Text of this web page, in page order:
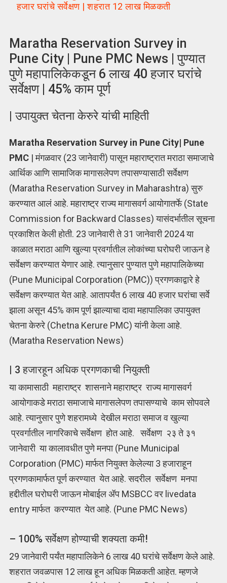
हजार घरांचे सर्वेक्षण | शहरात 12 लाख मिळकती
Maratha Reservation Survey in
Pune City | Pune PMC News | पुण्यात
पुणे महापालिकेकडून 6 लाख 40 हजार घरांचे
सर्वेक्षण | 45% काम पूर्ण
| उपायुक्त चेतना केरुरे यांची माहिती
Maratha Reservation Survey in Pune City| Pune
PMC| मंगळवार (23 जानेवारी) पासून महाराष्ट्रात मराठा समाजाचे
आर्थिक आणि सामाजिक मागासलेपण तपासण्यासाठी सर्वेक्षण
(Maratha Reservation Survey in Maharashtra) सुरु
करण्यात आलं आहे. महाराष्ट्र राज्य मागासवर्ग आयोगातर्फे (State
Commission for Backward Classes) यासंदर्भातील सूचना
प्रकाशित केली होती. 23 जानेवारी ते 31 जानेवारी 2024 या
काळात मराठा आणि खुल्या प्रवर्गातील लोकांच्या घरोघरी जाऊन हे
सर्वेक्षण करण्यात येणार आहे. त्यानुसार पुण्यात पुणे महापालिकेच्या
(Pune Municipal Corporation (PMC)) प्रगणकाद्वारे हे
सर्वेक्षण करण्यात येत आहे. आतापर्यंत 6 लाख 40 हजार घरांचा सर्वे
झाला असून 45% काम पूर्ण झाल्याचा दावा महापालिका उपायुक्त
चेतना केरुरे (Chetna Kerure PMC) यांनी केला आहे.
(Maratha Reservation News)
| 3 हजारहून अधिक प्रगणकाची नियुक्ती
या कामासाठी महाराष्ट्र शासनाने महाराष्ट्र राज्य मागासवर्ग
आयोगाकडे मराठा समाजाचे मागासलेपण तपासण्याचे काम सोपवले
आहे. त्यानुसार पुणे शहरामध्ये देखील मराठा समाज व खुल्या
प्रवर्गातील नागरिकाचे सर्वेक्षण होत आहे. सर्वेक्षण २३ ते ३१
जानेवारी या कालावधीत पुणे मनपा (Pune Municipal
Corporation (PMC) मार्फत नियुक्त केलेल्या 3 हजाराहून
प्रगणकामार्फत पूर्ण करण्यात येत आहे. सदरील सर्वेक्षण मनपा
हद्दीतील घरोघरी जाऊन मोबाईल ॲप MSBCC वर livedata
entry मार्फत करण्यात येत आहे. (Pune PMC News)
– 100% सर्वेक्षण होण्याची शक्यता कमी!
29 जानेवारी पर्यंत महापालिकेने 6 लाख 40 घरांचे सर्वेक्षण केले आहे.
शहरात जवळपास 12 लाख हून अधिक मिळकती आहेत. म्हणजे